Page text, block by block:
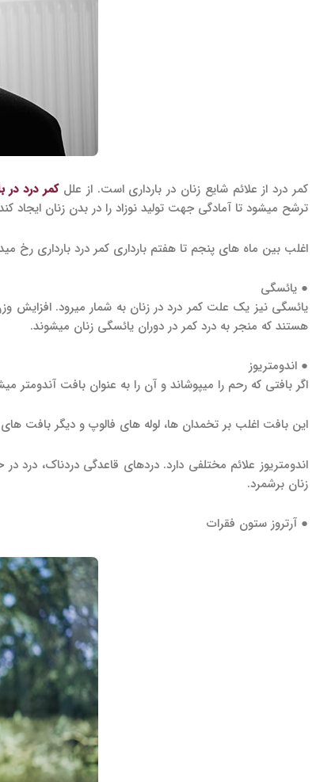
کمر درد از علائم شایع زنان در بارداری است. از عللکمر درد در
ترشح می­شود تا آمادگی جهت تولید نوزاد را در بدن زنان ایجاد
اغلب بین ماه های پنجم تا هفتم بارداری کمر درد بارداری رخ
● یائسگی
یائسگی نیز یک علت کمر درد در زنان به شمار می­رود.
هستند که منجر به درد کمر در دوران یائسگی زنان می­شوند.
● اندومتریوز
اگر بافتی که رحم را می­پوشاند و آن را به عنوان بافت آندومتر
این بافت اغلب بر تخمدان ها، لوله های فالوپ و دیگر بافت
اندومتریوز علائم مختلفی دارد. دردهای قاعدگی دردناک، درد
زنان برشمرد.
● آرتروز ستون فقرات